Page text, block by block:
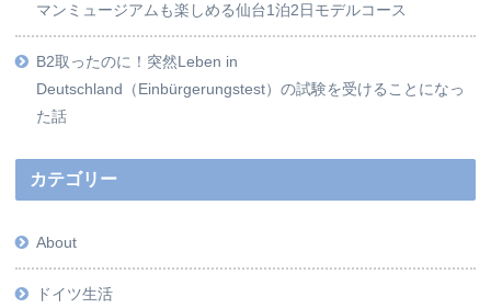
マンミュージアムも楽しめる仙台1泊2日モデルコース
B2取ったのに！突然Leben in
Deutschland（Einbürgerungstest）の試験を受けることになっ
た話
カテゴリー
About
ドイツ生活